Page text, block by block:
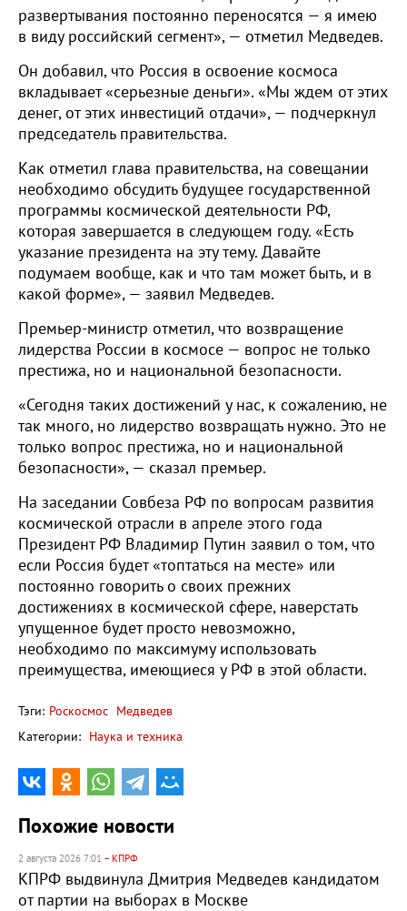
развертывания постоянно переносятся — я имею
в виду российский сегмент», — отметил Медведев.
Он добавил, что Россия в освоение космоса
вкладывает «серьезные деньги». «Мы ждем от этих
денег, от этих инвестиций отдачи», — подчеркнул
председатель правительства.
Как отметил глава правительства, на совещании
необходимо обсудить будущее государственной
программы космической деятельности РФ,
которая завершается в следующем году. «Есть
указание президента на эту тему. Давайте
подумаем вообще, как и что там может быть, и в
какой форме», — заявил Медведев.
Премьер-министр отметил, что возвращение
лидерства России в космосе — вопрос не только
престижа, но и национальной безопасности.
«Сегодня таких достижений у нас, к сожалению, не
так много, но лидерство возвращать нужно. Это не
только вопрос престижа, но и национальной
безопасности», — сказал премьер.
На заседании Совбеза РФ по вопросам развития
космической отрасли в апреле этого года
Президент РФ Владимир Путин заявил о том, что
если Россия будет «топтаться на месте» или
постоянно говорить о своих прежних
достижениях в космической сфере, наверстать
упущенное будет просто невозможно,
необходимо по максимуму использовать
преимущества, имеющиеся у РФ в этой области.
Тэги: Роскосмос Медведев
Категории: Наука и техника
Похожие новости
2 августа 2026 7:01 – КПРФ
КПРФ выдвинула Дмитрия Медведев кандидатом
от партии на выборах в Москве